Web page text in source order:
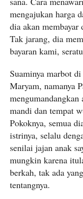
mengajukan harga
dia akan membayar
Tak jarang, dia
bayaran kami,
Suaminya marbot
Maryam, namanya
mandi dan tempat
Pokoknya, semua
istrinya, selalu
senilai jajan anak
mungkin karena
berkah, tak ada
tentangnya.